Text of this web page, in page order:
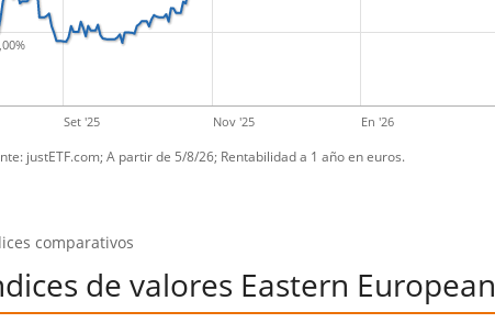
Set '25 Nov '25 En '26
justETF.com; A partir de 5/8/26; Rentabilidad a 1 año en euros.
comparativos
de valores Eastern European